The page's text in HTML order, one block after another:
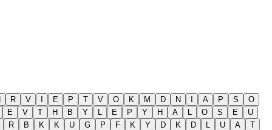
R V I E P T V O K M D N I A P S
O
E V T H B Y L E P Y H A L O S E
U
R B K K U G P F K Y D K D L U A
T